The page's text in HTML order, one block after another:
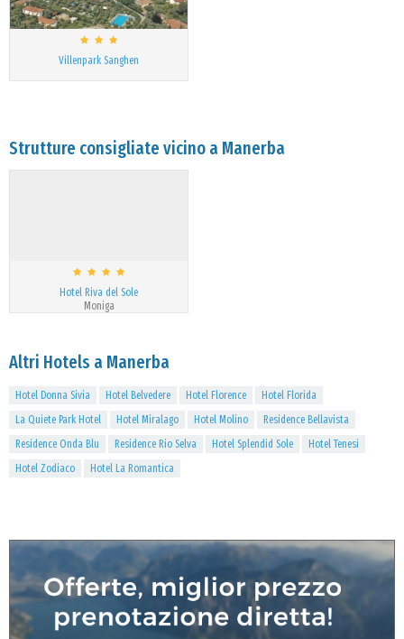
Villenpark Sanghen
Strutture consigliate vicino a Manerba
Hotel Riva del Sole
Moniga
Altri Hotels a Manerba
Hotel Donna Sivia Hotel Belvedere Hotel Florence
Hotel Florida
La Quiete Park Hotel
Hotel Miralago Hotel Molino
Residence Bellavista
Residence Onda Blu
Residence Rio Selva Hotel Splendid Sole
Hotel Tenesi
Hotel Zodiaco
Hotel La Romantica